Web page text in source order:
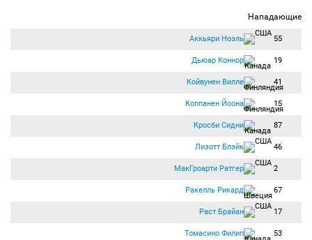
Нападающие
Аккьяри Ноэль 55
Дьюар Коннор 19
Койвунен Вилле 41
Коппанен Йоона 15
Кросби Сидни 87
Лизотт Блэйк 46
МакГроарти Ратгер 2
Ракелль Рикард 67
Раст Брайан 17
Томасино Филип 53